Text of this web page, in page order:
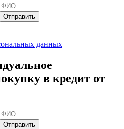
Отправить
данных
в кредит от
Отправить